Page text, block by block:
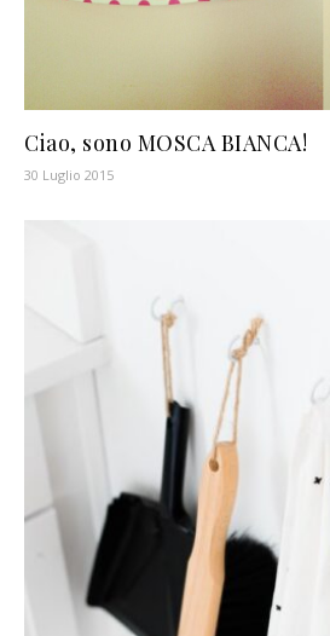
Ciao, sono MOSCA BIANCA!
30 Luglio 2015